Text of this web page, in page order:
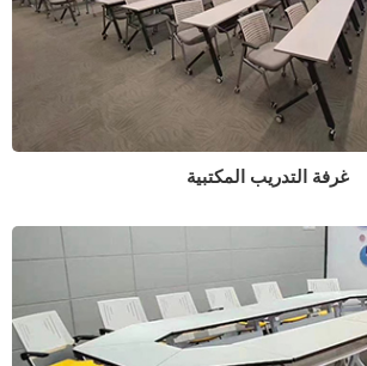
غرفة التدريب المكتبية